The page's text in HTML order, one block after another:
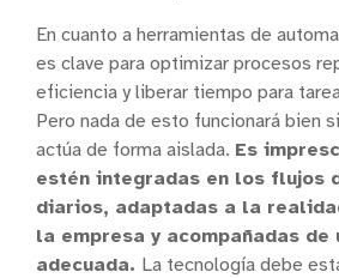
En cuanto a herramientas de
es clave para optimizar procesos
eficiencia y liberar tiempo para
Pero nada de esto funcionará bien
actúa de forma aislada. Es
estén integradas en los flujos
diarios, adaptadas a la
la empresa y acompañadas de
adecuada. La tecnología debe